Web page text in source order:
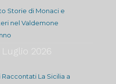
Storie di Monaci e
nel Valdemone
Luglio 2026
Raccontati La Sicilia a